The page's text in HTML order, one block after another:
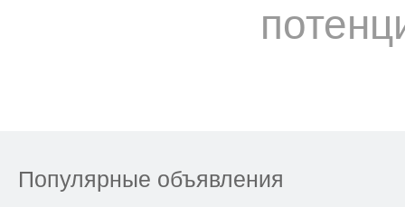
Популярные объявления